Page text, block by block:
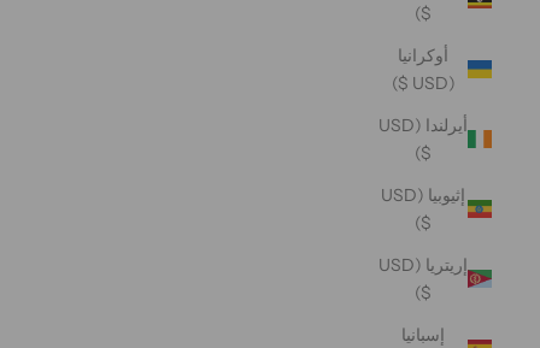
$)
أوكرانيا
(USD $)
أيرلندا (USD
$)
إثيوبيا (USD
$)
إريتريا (USD
$)
إسبانيا